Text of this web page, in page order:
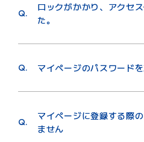
ず、ガス・電気をセット
注）イグニチャーソーラー電
ご注意ください。
ビス開始までに、数ヶ月
のため、ご入居とサービ
Q.
ロックがかかり、アクセ
た。
A.
複数回ログインに失敗し
お手数ですが、一定時間
Q.
マイページのパスワード
A.
こちらの「マイページ ロ
客さま」からパスワード
たします。
Q.
マイページに登録する際
ません